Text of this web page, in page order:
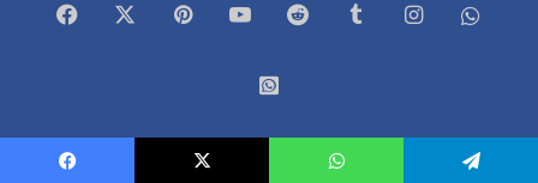
Facebook PinterestYouTubeReddit TumblrInstagram
Group